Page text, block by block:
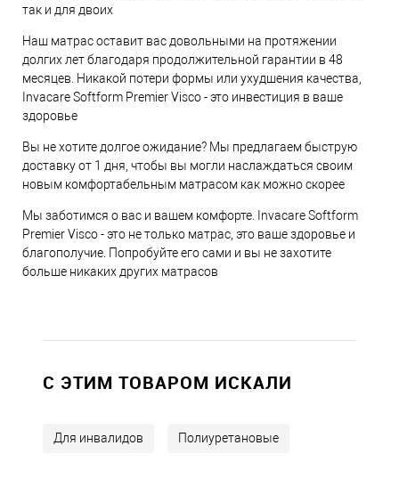
так и для двоих
Наш матрас оставит вас довольными на протяжении
долгих лет благодаря продолжительной гарантии в 48
месяцев. Никакой потери формы или ухудшения качества,
Invacare Softform Premier Visco - это инвестиция в ваше
здоровье
Вы не хотите долгое ожидание? Мы предлагаем быструю
доставку от 1 дня, чтобы вы могли наслаждаться своим
новым комфортабельным матрасом как можно скорее
Мы заботимся о вас и вашем комфорте. Invacare Softform
Premier Visco - это не только матрас, это ваше здоровье и
благополучие. Попробуйте его сами и вы не захотите
больше никаких других матрасов
C ЭТИМ ТОВАРОМ ИСКАЛИ
Для инвалидов Полиуретановые